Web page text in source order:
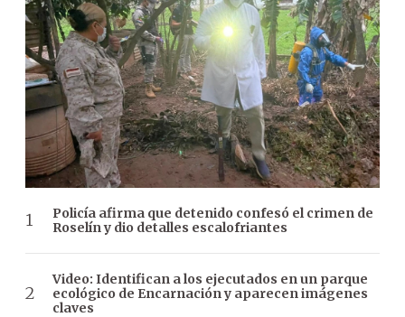
Policía afirma que detenido confesó el crimen de
Roselín y dio detalles escalofriantes
Video: Identifican a los ejecutados en un parque
ecológico de Encarnación y aparecen imágenes
claves